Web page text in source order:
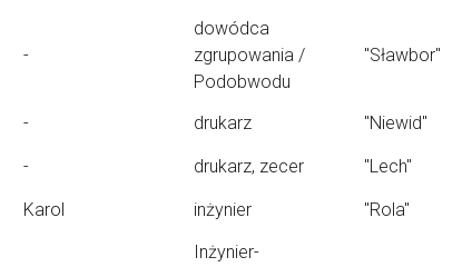
-
dowódca
zgrupowania /
Podobwodu
"Sławbor"
- drukarz "Niewid"
- drukarz, zecer "Lech"
Karol inżynier "Rola"
Inżynier-